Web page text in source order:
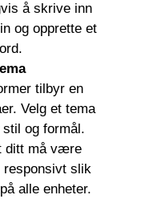
å skrive inn
og opprette et
tilbyr en
Velg et tema
og formål.
ditt må være
responsivt slik
alle enheter.